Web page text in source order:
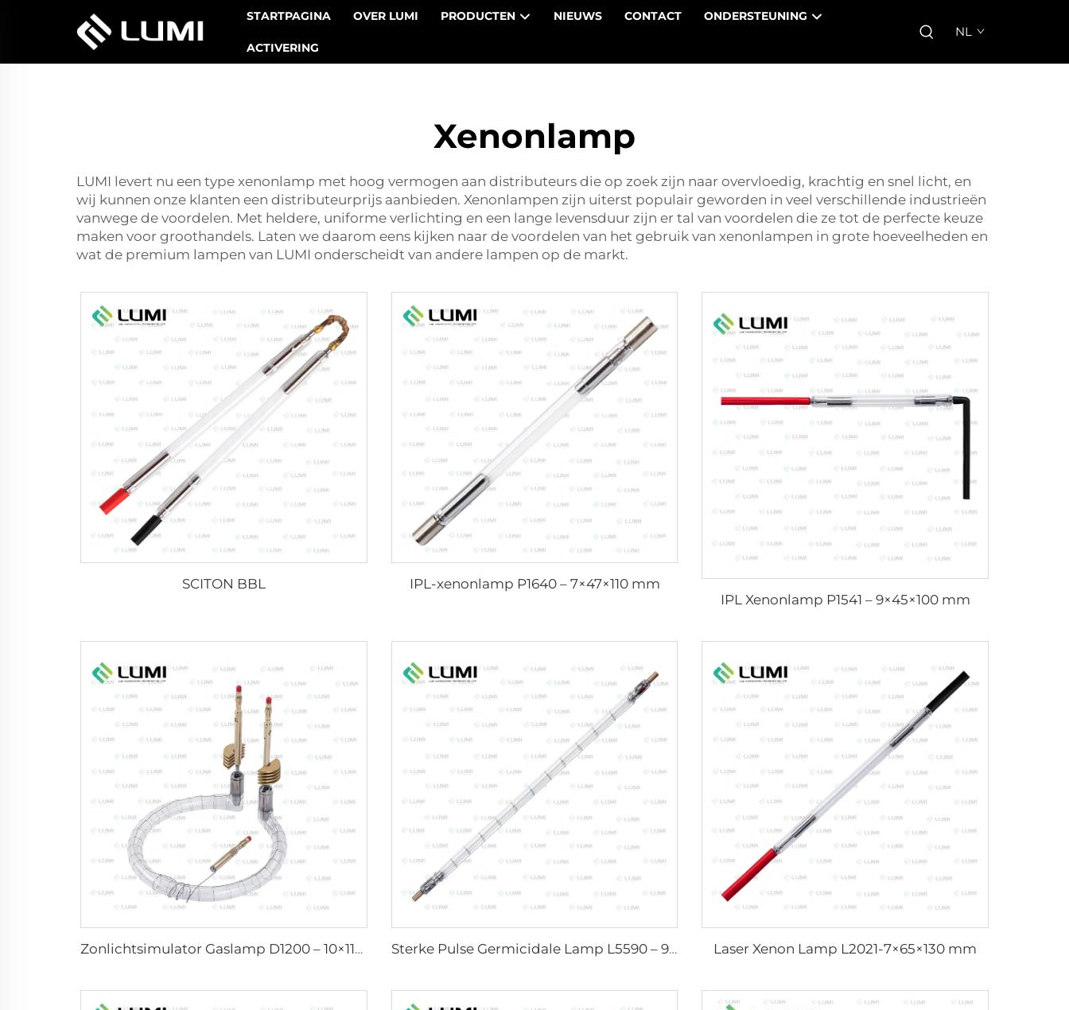
STARTPAGINA OVER LUMI PRODUCTEN NIEUWS CONTACT ONDERSTEUNING
ACTIVERING
NL
Xenonlamp
LUMI levert nu een type xenonlamp met hoog vermogen aan distributeurs die op zoek zijn naar overvloedig, krachtig en snel licht, en
wij kunnen onze klanten een distributeurprijs aanbieden. Xenonlampen zijn uiterst populair geworden in veel verschillende industrieën
vanwege de voordelen. Met heldere, uniforme verlichting en een lange levensduur zijn er tal van voordelen die ze tot de perfecte keuze
maken voor groothandels. Laten we daarom eens kijken naar de voordelen van het gebruik van xenonlampen in grote hoeveelheden en
wat de premium lampen van LUMI onderscheidt van andere lampen op de markt.
SCITON BBL
IPL-xenonlamp P1640 – 7×47×110 mm
IPL Xenonlamp P1541 – 9×45×100 mm
Zonlichtsimulator Gaslamp D1200 – 10×110 mm Sterke Pulse Germicidale Lamp L5590 – 9×250×300 mm Laser Xenon Lamp L2021-7×65×130 mm